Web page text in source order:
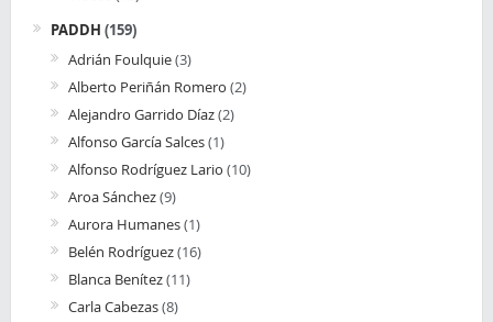
PADDH (159)
Adrián Foulquie(3)
Alberto Periñán Romero (2)
Alejandro Garrido Díaz(2)
Alfonso García Salces(1)
Alfonso Rodríguez Lario (10)
Aroa Sánchez(9)
Aurora Humanes(1)
Belén Rodríguez(16)
Blanca Benítez(11)
Carla Cabezas(8)